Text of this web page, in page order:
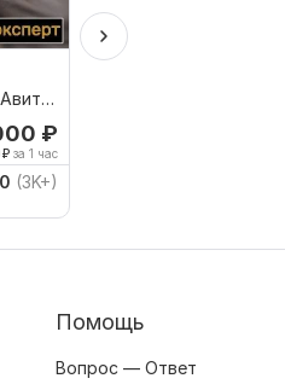
₽
₽ за 1 час
(3K+)
Помощь
Вопрос — Ответ